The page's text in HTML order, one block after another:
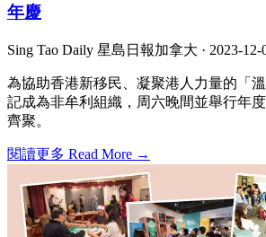
年慶
Sing Tao Daily 星島日報加拿大 · 2023-12-
為協助香港新移民、凝聚港人力量的「
記成為非牟利組織，周六晚間並舉行年
齊聚。
閱讀更多 Read More →